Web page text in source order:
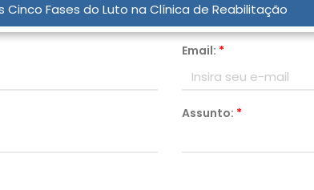
Cinco Fases do Luto na Clínica de Reabilitação
Email: *
Assunto: *